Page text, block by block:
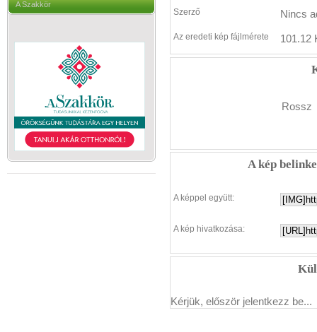
A Szakkör
Szerző Nincs
Az eredeti kép fájlmérete 101.12
Rossz
A kép
A képpel együtt:
A kép hivatkozása:
Kérjük, először jelentkezz be...